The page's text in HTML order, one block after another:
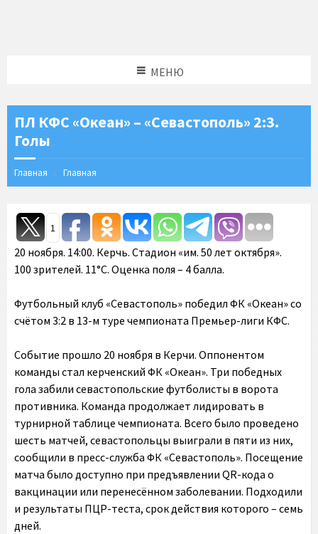
МЕНЮ
ПЛ КФС «Океан» – «Севастополь» 2:3.
Голы
Главная Главная
1
20 ноября. 14:00. Керчь. Стадион «им. 50 лет октября».
100 зрителей. 11°C. Оценка поля – 4 балла.
Футбольный клуб «Севастополь» победил ФК «Океан» со
счётом 3:2 в 13-м туре чемпионата Премьер-лиги КФС.
Событие прошло 20 ноября в Керчи. Оппонентом
команды стал керченский ФК «Океан». Три победных
гола забили севастопольские футболисты в ворота
противника. Команда продолжает лидировать в
турнирной таблице чемпионата. Всего было проведено
шесть матчей, севастопольцы выиграли в пяти из них,
сообщили в пресс-служба ФК «Севастополь». Посещение
матча было доступно при предъявлении QR-кода о
вакцинации или перенесённом заболевании. Подходили
и результаты ПЦР-теста, срок действия которого – семь
дней.